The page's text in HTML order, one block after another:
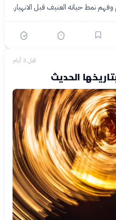
نمط حياته العنيف قبل الانهيار.
قبل 3 أيام
الحديث